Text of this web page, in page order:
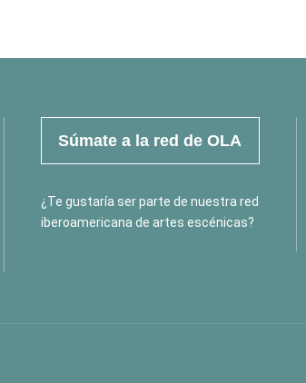
Súmate a la red de OLA
¿Te gustaría ser parte de nuestra red
iberoamericana de artes escénicas?